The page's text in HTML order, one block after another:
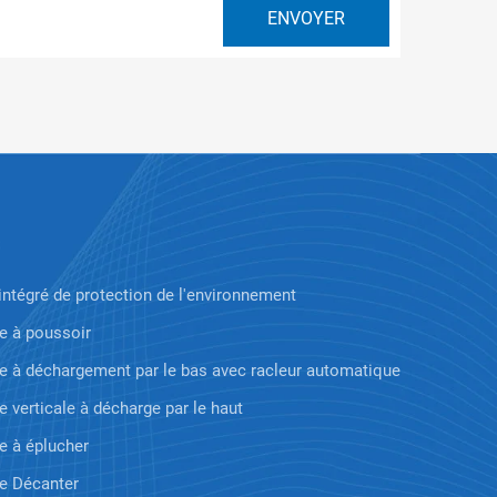
de protection de l'environnement
à poussoir
à déchargement par le bas avec racleur automatique
verticale à décharge par le haut
à éplucher
Décanter